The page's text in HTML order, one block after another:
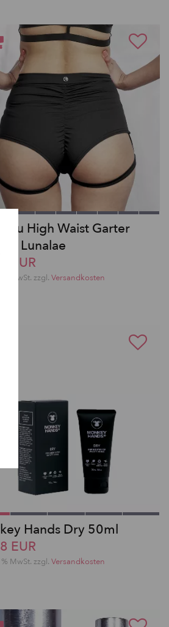
You High Waist Garter
- Lunalae
EUR
MwSt. zzgl. Versandkosten
Hands Dry 50ml
EUR
MwSt. zzgl. Versandkosten